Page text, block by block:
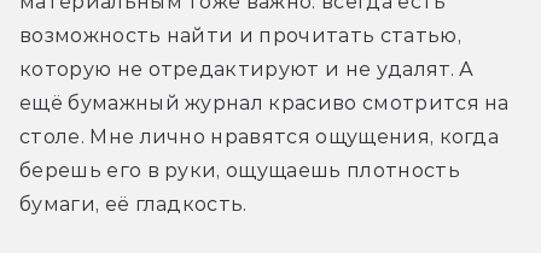
возможность найти и прочитать статью,
которую не отредактируют и не удалят. А
ещё бумажный журнал красиво смотрится на
столе. Мне лично нравятся ощущения, когда
берешь его в руки, ощущаешь плотность
бумаги, её гладкость.